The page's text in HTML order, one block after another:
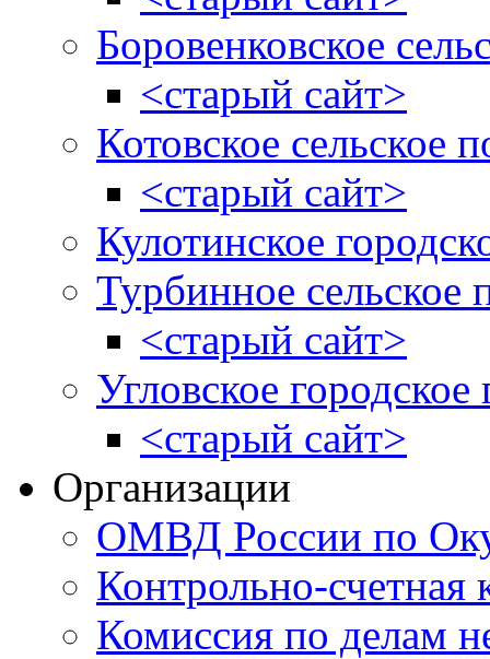
Боровенковское
<старый сайт>
Котовское сельское
<старый сайт>
Кулотинское
Турбинное сельское
<старый сайт>
Угловское городское
<старый сайт>
Организации
ОМВД России по
Контрольно-счетная
Комиссия по делам